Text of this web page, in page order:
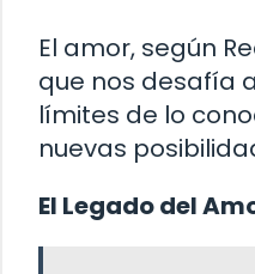
El amor, según
que nos desafía
límites de lo
nuevas
El Legado del